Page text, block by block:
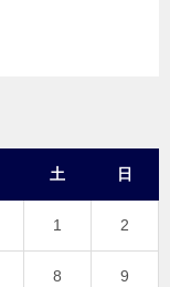
土 日
1 2
8 9